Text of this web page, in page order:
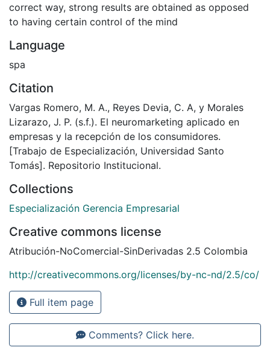
correct way, strong results are obtained as opposed
to having certain control of the mind
Language
spa
Citation
Vargas Romero, M. A., Reyes Devia, C. A, y Morales
Lizarazo, J. P. (s.f.). El neuromarketing aplicado en
empresas y la recepción de los consumidores.
[Trabajo de Especialización, Universidad Santo
Tomás]. Repositorio Institucional.
Collections
Especialización Gerencia Empresarial
Creative commons license
Atribución-NoComercial-SinDerivadas 2.5 Colombia
http://creativecommons.org/licenses/by-nc-nd/2.5/co/
Full item page
Comments? Click here.